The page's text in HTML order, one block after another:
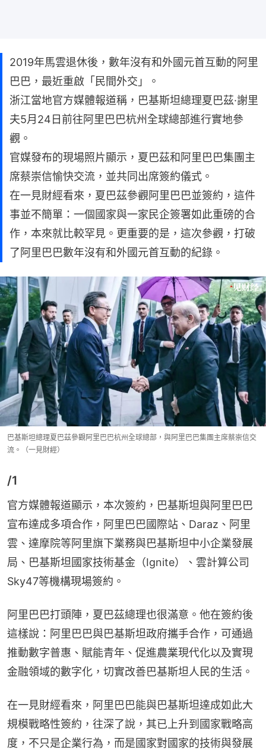
2019年馬雲退休後，數年沒有和外國元首互動的阿里
巴巴，最近重啟「民間外交」。
浙江當地官方媒體報道稱，巴基斯坦總理夏巴茲·謝里
夫5月24日前往阿里巴巴杭州全球總部進行實地參
觀。
官媒發布的現場照片顯示，夏巴茲和阿里巴巴集團主
席蔡崇信愉快交流，並共同出席簽約儀式。
在一見財經看來，夏巴茲參觀阿里巴巴並簽約，這件
事並不簡單：一個國家與一家民企簽署如此重磅的合
作，本來就比較罕見。更重要的是，這次參觀，打破
了阿里巴巴數年沒有和外國元首互動的紀錄。
巴基斯坦總理夏巴茲參觀阿里巴巴杭州全球總部，與阿里巴巴集團主席蔡崇信交
流。（一見財經）
/1
官方媒體報道顯示，本次簽約，巴基斯坦與阿里巴巴
宣布達成多項合作，阿里巴巴國際站、Daraz、阿里
雲、達摩院等阿里旗下業務與巴基斯坦中小企業發展
局、巴基斯坦國家技術基金（Ignite）、雲計算公司
Sky47等機構現場簽約。
阿里巴巴打頭陣，夏巴茲總理也很滿意。他在簽約後
這樣說：阿里巴巴與巴基斯坦政府攜手合作，可通過
推動數字普惠、賦能青年、促進農業現代化以及實現
金融領域的數字化，切實改善巴基斯坦人民的生活。
在一見財經看來，阿里巴巴能與巴基斯坦達成如此大
規模戰略性簽約，往深了說，其已上升到國家戰略高
度，不只是企業行為，而是國家對國家的技術與發展